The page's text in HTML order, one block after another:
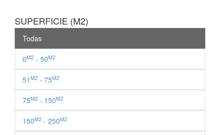
SUPERFICIE (M2)
Todas
0M2 - 50M2
51 M2 - 75M2
75M2 - 150M2
150M2 - 250M2